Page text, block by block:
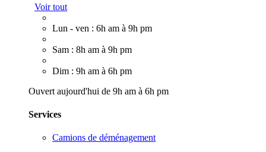
Voir tout
Lun - ven : 6h am à 9h pm
Sam : 8h am à 9h pm
Dim : 9h am à 6h pm
Ouvert aujourd'hui de 9h am à 6h pm
Services
Camions de déménagement